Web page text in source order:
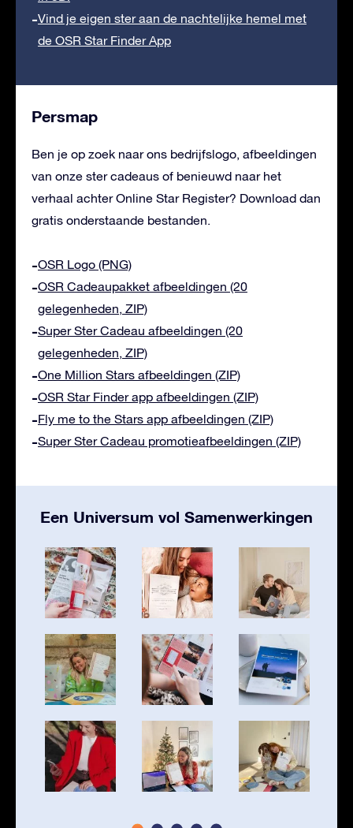
Vind je eigen ster aan de nachtelijke hemel met
de OSR Star Finder App
Persmap
Ben je op zoek naar ons bedrijfslogo, afbeeldingen
van onze ster cadeaus of benieuwd naar het
verhaal achter Online Star Register? Download dan
gratis onderstaande bestanden.
OSR Logo (PNG)
OSR Cadeaupakket afbeeldingen (20
gelegenheden, ZIP)
Super Ster Cadeau afbeeldingen (20
gelegenheden, ZIP)
One Million Stars afbeeldingen (ZIP)
OSR Star Finder app afbeeldingen (ZIP)
Fly me to the Stars app afbeeldingen (ZIP)
Super Ster Cadeau promotieafbeeldingen (ZIP)
Een Universum vol Samenwerkingen